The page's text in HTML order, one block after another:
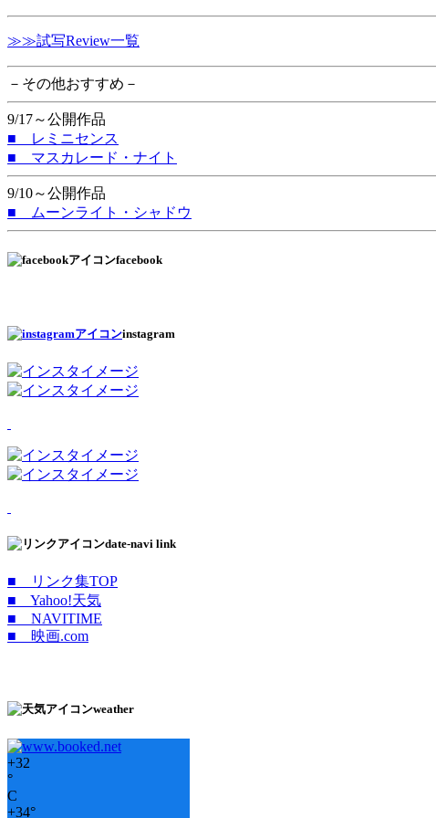
≫≫試写Review一覧
－その他おすすめ－
9/17～公開作品
■ レミニセンス
■ マスカレード・ナイト
9/10～公開作品
■ ムーンライト・シャドウ
facebook
instagram
date-navi link
■ リンク集TOP
■ Yahoo!天気
■ NAVITIME
■ 映画.com
weather
+32
°
C
+34°